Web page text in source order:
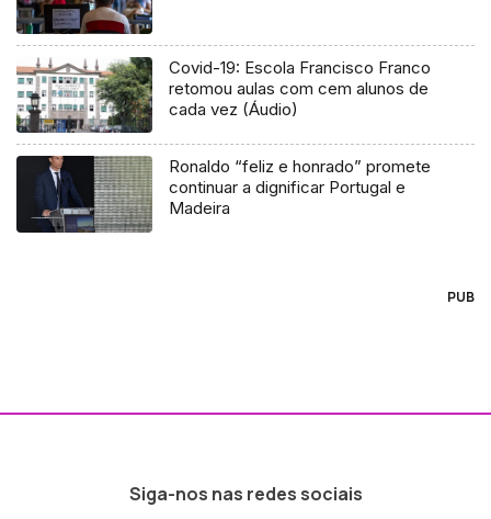
Covid-19: Escola Francisco Franco
retomou aulas com cem alunos de
cada vez (Áudio)
Ronaldo “feliz e honrado” promete
continuar a dignificar Portugal e
Madeira
PUB
Siga-nos nas redes sociais